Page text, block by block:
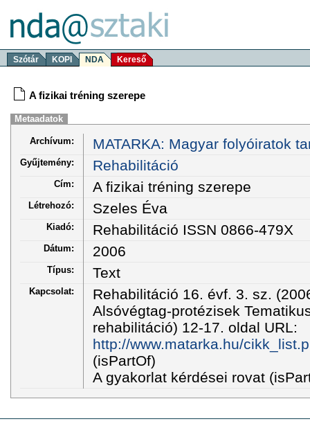
Szótár KOPI NDA Kereső
A fizikai tréning szerepe
Metaadatok
Archívum: MATARKA: Magyar folyóiratok
Gyűjtemény: Rehabilitáció
Cím: A fizikai tréning szerepe
Létrehozó: Szeles Éva
Kiadó: Rehabilitáció ISSN 0866-479X
Dátum: 2006
Típus: Text
Kapcsolat:
Rehabilitáció 16. évf. 3. sz.
Alsóvégtag-protézisek
rehabilitáció) 12-17. oldal URL:
http://www.matarka.hu/
(isPartOf)
A gyakorlat kérdései rovat